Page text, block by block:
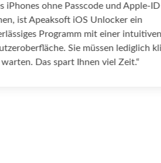
eines iPhones ohne Passcode und
suchen, ist Apeaksoft iOS Unlocker
zuverlässiges Programm mit einer
Benutzeroberfläche. Sie müssen
und warten. Das spart Ihnen viel Zeit.“